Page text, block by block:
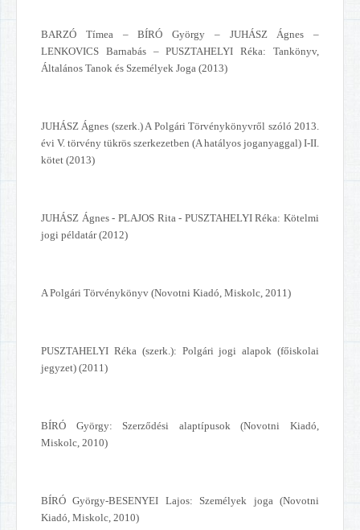
BARZÓ Tímea – BÍRÓ György – JUHÁSZ Ágnes –
LENKOVICS Barnabás – PUSZTAHELYI Réka: Tankönyv,
Általános Tanok és Személyek Joga (2013)
JUHÁSZ Ágnes (szerk.) A Polgári Törvénykönyvről szóló 2013.
évi V. törvény tükrös szerkezetben (A hatályos joganyaggal) I-II.
kötet (2013)
JUHÁSZ Ágnes - PLAJOS Rita - PUSZTAHELYI Réka: Kötelmi
jogi példatár (2012)
A Polgári Törvénykönyv (Novotni Kiadó, Miskolc, 2011)
PUSZTAHELYI Réka (szerk.): Polgári jogi alapok (főiskolai
jegyzet) (2011)
BÍRÓ György: Szerződési alaptípusok (Novotni Kiadó,
Miskolc, 2010)
BÍRÓ György-BESENYEI Lajos: Személyek joga (Novotni
Kiadó, Miskolc, 2010)